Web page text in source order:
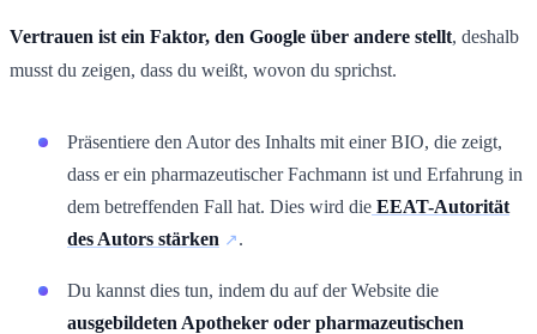
Vertrauen ist ein Faktor, den Google über andere stellt, deshalb
musst du zeigen, dass du weißt, wovon du sprichst.
Präsentiere den Autor des Inhalts mit einer BIO, die zeigt,
dass er ein pharmazeutischer Fachmann ist und Erfahrung in
dem betreffenden Fall hat. Dies wird die EEAT-Autorität
des Autors stärken
.
Du kannst dies tun, indem du auf der Website die
ausgebildeten Apotheker oder pharmazeutischen